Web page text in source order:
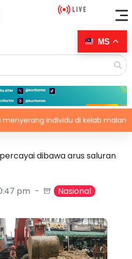
individu di kelab malam London
dibawa arus saluran
pm
Nasional
MS